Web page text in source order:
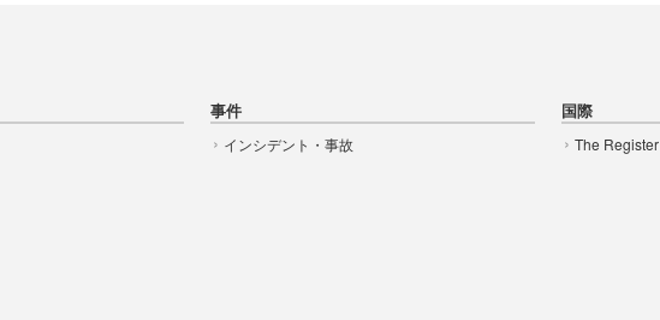
事件
インシデント・事故
国際
The Register